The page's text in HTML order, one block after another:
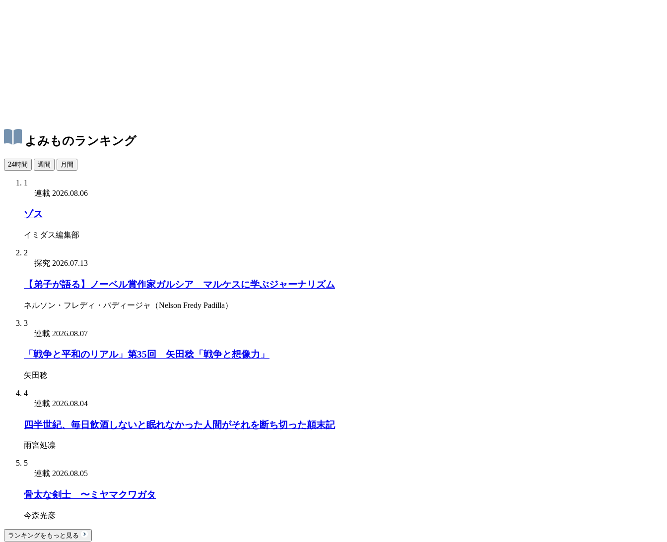
よみものランキング
24時間 週間 月間
1
連載 2026.08.06
ゾス
イミダス編集部
2
探究 2026.07.13
【弟子が語る】ノーベル賞作家ガルシア゠マルケスに学ぶジャーナリズム
ネルソン・フレディ・パディージャ（Nelson Fredy Padilla）
3
連載 2026.08.07
「戦争と平和のリアル」第35回 矢田稔「戦争と想像力」
矢田稔
4
連載 2026.08.04
四半世紀、毎日飲酒しないと眠れなかった人間がそれを断ち切った顛末記
雨宮処凛
5
連載 2026.08.05
骨太な剣士 〜ミヤマクワガタ
今森光彦
ランキングをもっと見る